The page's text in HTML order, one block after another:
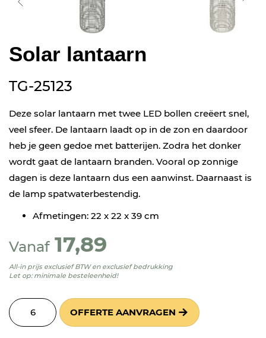
Solar lantaarn
TG-25123
Deze solar lantaarn met twee LED bollen creëert snel,
veel sfeer. De lantaarn laadt op in de zon en daardoor
heb je geen gedoe met batterijen. Zodra het donker
wordt gaat de lantaarn branden. Vooral op zonnige
dagen is deze lantaarn dus een aanwinst. Daarnaast is
de lamp spatwaterbestendig.
Afmetingen: 22 x 22 x 39 cm
Vanaf 17,89
All-in prijs exclusief BTW en exclusief bedrukking
Let op: minimale besteleenheid!
OFFERTE AANVRAGEN